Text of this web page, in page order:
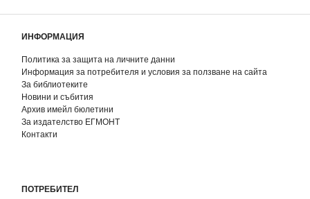
ИНФОРМАЦИЯ
Политика за защита на личните данни
Информация за потребителя и условия за ползване на сайта
За библиотеките
Новини и събития
Архив имейл бюлетини
За издателство ЕГМОНТ
Контакти
ПОТРЕБИТЕЛ